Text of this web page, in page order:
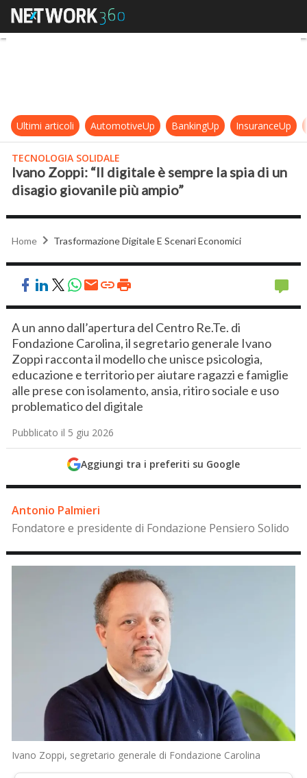
Ivano Zoppi: “Il digitale è sempre
Ultimi articoli AutomotiveUp BankingUp InsuranceUp
TECNOLOGIA SOLIDALE
Ivano Zoppi: “Il digitale è sempre la spia di un
disagio giovanile più ampio”
Home Trasformazione Digitale E Scenari Economici
A un anno dall’apertura del Centro Re.Te. di
Fondazione Carolina, il segretario generale Ivano
Zoppi racconta il modello che unisce psicologia,
educazione e territorio per aiutare ragazzi e famiglie
alle prese con isolamento, ansia, ritiro sociale e uso
problematico del digitale
Pubblicato il 5 giu 2026
Aggiungi tra i preferiti su Google
Antonio Palmieri
Fondatore e presidente di Fondazione Pensiero Solido
Ivano Zoppi, segretario generale di Fondazione Carolina